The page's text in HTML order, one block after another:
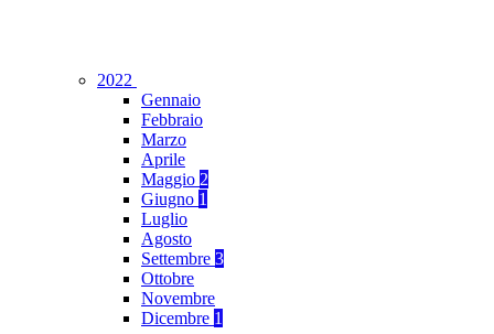
2022
Gennaio
Febbraio
Marzo
Aprile
Maggio 2
Giugno 1
Luglio
Agosto
Settembre 3
Ottobre
Novembre
Dicembre 1